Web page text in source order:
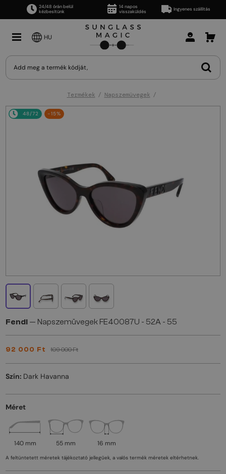
24/48 órán belül
kézbesítünk
14 napos
visszaküldés
Ingyenes szállítás
HU
Termékek Napszemüvegek
48/72 -15%
Fendi — Napszemüvegek FE40087U - 52A - 55
92 000 Ft 109 000 Ft
Szín: Dark Havanna
Méret
140 mm 55 mm 16 mm
A feltüntetett méretek tájékoztató jellegűek, a valós termék méretek eltérhetnek.